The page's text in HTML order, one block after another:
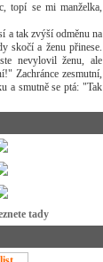
topí se mi manželka,
a tak zvýší odměnu na
skočí a ženu přinese.
nevylovil ženu, ale
Zachránce zesmutní,
a smutně se ptá: "Tak
tady